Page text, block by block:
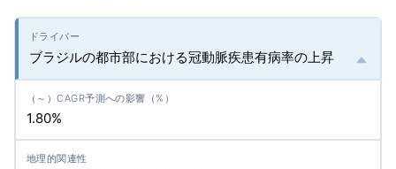
ブラジルの都市部における冠動脈疾患有病率の上昇
1.80%